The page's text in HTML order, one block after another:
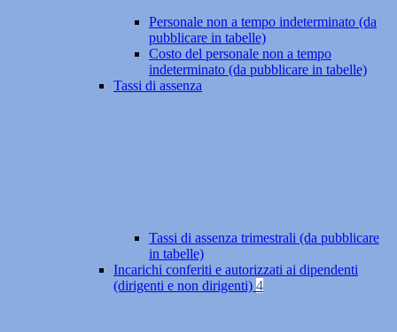
Personale non a tempo indeterminato (da
pubblicare in tabelle)
Costo del personale non a tempo
indeterminato (da pubblicare in tabelle)
Tassi di assenza
Tassi di assenza trimestrali (da pubblicare
in tabelle)
Incarichi conferiti e autorizzati ai dipendenti
(dirigenti e non dirigenti) 4